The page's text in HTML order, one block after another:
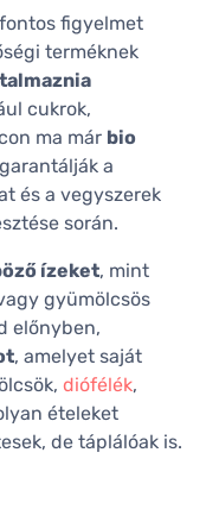
figyelmet
terméknek
cukrok,
ma már bio
a
és a vegyszerek
során.
ízeket, mint
gyümölcsös
előnyben,
, amelyet saját
diófélék,
ételeket
de táplálóak is.